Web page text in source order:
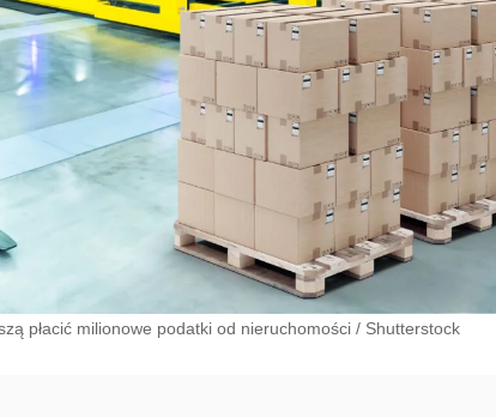
płacić milionowe podatki od nieruchomości / Shutterstock